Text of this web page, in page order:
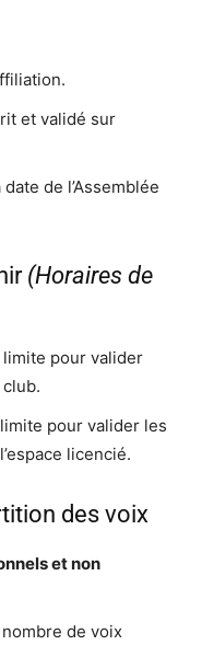
et validé sur
de l’Assemblée
(Horaires de
limite pour valider
pour valider les
licencié.
des voix
et non
de voix